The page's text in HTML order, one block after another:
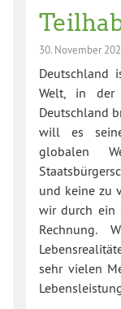
30. November
Deutschland
Welt, in der
Deutschland
will es
globalen
und keine zu
wir durch ein
Rechnung.
sehr vielen